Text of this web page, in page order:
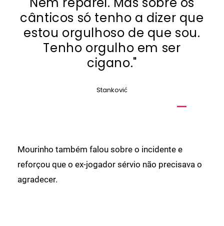
cânticos só tenho a dizer que
estou orgulhoso de que sou.
Tenho orgulho em ser
cigano."
Stanković
Mourinho também falou sobre o incidente e
reforçou que o ex-jogador sérvio não precisava o
agradecer.